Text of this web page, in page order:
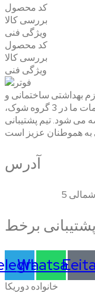
کد محصول
بررسی کالا
ویژگی فنی
کد محصول
بررسی کالا
ویژگی فنی
لوازم بهداشتی ساختمانی و
تاسیسات ساختمانی در بازار ایران است. خدمات ما در 3 گروه شوک،
می شود. تیم پشتیبانی
آدرس
5
پشتیبانی برخط
Whatsapp
خانواده دوریکا